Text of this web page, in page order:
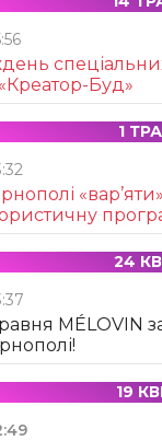
Буд»
1
24
MÉLOVIN
19